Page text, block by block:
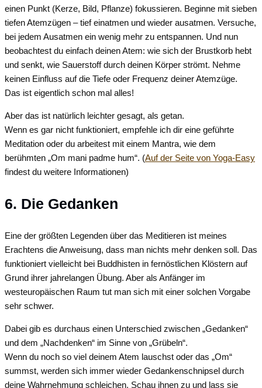
einen Punkt (Kerze, Bild, Pflanze) fokussieren. Beginne mit sieben
tiefen Atemzügen – tief einatmen und wieder ausatmen. Versuche,
bei jedem Ausatmen ein wenig mehr zu entspannen. Und nun
beobachtest du einfach deinen Atem: wie sich der Brustkorb hebt
und senkt, wie Sauerstoff durch deinen Körper strömt. Nehme
keinen Einfluss auf die Tiefe oder Frequenz deiner Atemzüge.
Das ist eigentlich schon mal alles!
Aber das ist natürlich leichter gesagt, als getan.
Wenn es gar nicht funktioniert, empfehle ich dir eine geführte
Meditation oder du arbeitest mit einem Mantra, wie dem
berühmten „Om mani padme hum“. (Auf der Seite von Yoga-Easy
findest du weitere Informationen)
6. Die Gedanken
Eine der größten Legenden über das Meditieren ist meines
Erachtens die Anweisung, dass man nichts mehr denken soll. Das
funktioniert vielleicht bei Buddhisten in fernöstlichen Klöstern auf
Grund ihrer jahrelangen Übung. Aber als Anfänger im
westeuropäischen Raum tut man sich mit einer solchen Vorgabe
sehr schwer.
Dabei gib es durchaus einen Unterschied zwischen „Gedanken“
und dem „Nachdenken“ im Sinne von „Grübeln“.
Wenn du noch so viel deinem Atem lauschst oder das „Om“
summst, werden sich immer wieder Gedankenschnipsel durch
deine Wahrnehmung schleichen. Schau ihnen zu und lass sie